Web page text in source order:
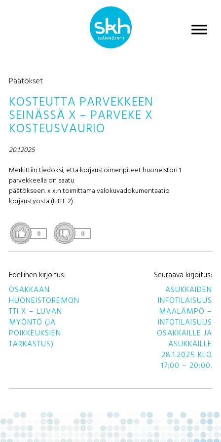
Päätökset
KOSTEUTTA PARVEKKEEN
SEINÄSSÄ X – PARVEKE X
KOSTEUSVAURIO
20.1.2025
Merkittiin tiedoksi, että korjaustoimenpiteet huoneiston 1
parvekkeella on saatu
päätökseen. x x:n toimittama valokuvadokumentaatio
korjaustyöstä (LIITE 2)
0 0
Edellinen kirjoitus:
OSAKKAAN
HUONEISTOREMON
TTI X – LUVAN
MYÖNTÖ (JA
POIKKEUKSIEN
TARKASTUS)
Seuraava kirjoitus:
ASUKKAIDEN
INFOTILAISUUS
MAALÄMPÖ –
INFOTILAISUUS
OSAKKAILLE JA
ASUKKAILLE
28.1.2025 KLO
17:00 – 20:00.